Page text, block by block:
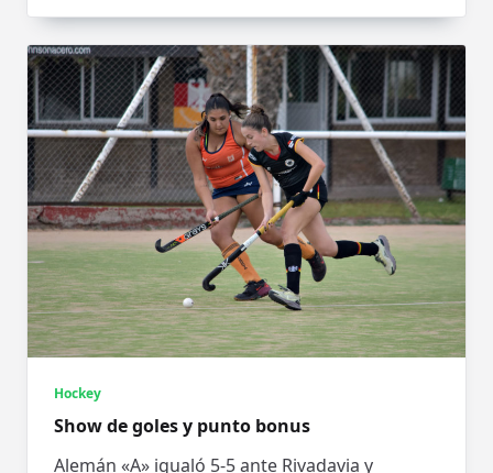
Hockey
Show de goles y punto bonus
Alemán «A» igualó 5-5 ante Rivadavia y